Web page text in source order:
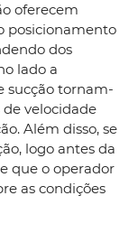
oferecem
posicionamento
dos
lado a
sucção tornam-
de velocidade
Além disso, se
logo antes da
que o operador
as condições